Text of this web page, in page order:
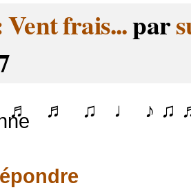
Vent frais...par
♬ ♬ ♫ ♩ ♪ ♫